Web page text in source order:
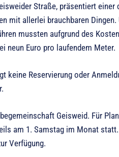
Straße, präsentiert
mit allerlei brauchbaren
mussten aufgrund des
neun Euro pro laufendem Meter.
keine Reservierung oder
Geisweid. Für
am 1. Samstag im Monat
Verfügung.